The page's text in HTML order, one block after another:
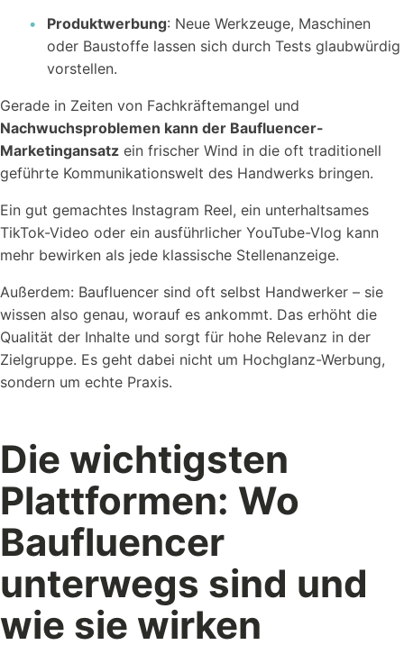
Produktwerbung: Neue Werkzeuge, Maschinen
oder Baustoffe lassen sich durch Tests glaubwürdig
vorstellen.
Gerade in Zeiten von Fachkräftemangel und
Nachwuchsproblemen kann der Baufluencer-
Marketingansatz ein frischer Wind in die oft traditionell
geführte Kommunikationswelt des Handwerks bringen.
Ein gut gemachtes Instagram Reel, ein unterhaltsames
TikTok-Video oder ein ausführlicher YouTube-Vlog kann
mehr bewirken als jede klassische Stellenanzeige.
Außerdem: Baufluencer sind oft selbst Handwerker – sie
wissen also genau, worauf es ankommt. Das erhöht die
Qualität der Inhalte und sorgt für hohe Relevanz in der
Zielgruppe. Es geht dabei nicht um Hochglanz-Werbung,
sondern um echte Praxis.
Die wichtigsten
Plattformen: Wo
Baufluencer
unterwegs sind und
wie sie wirken